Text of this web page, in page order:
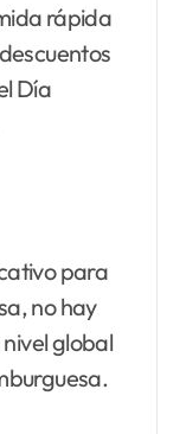
rápida
Día
para
no hay
global